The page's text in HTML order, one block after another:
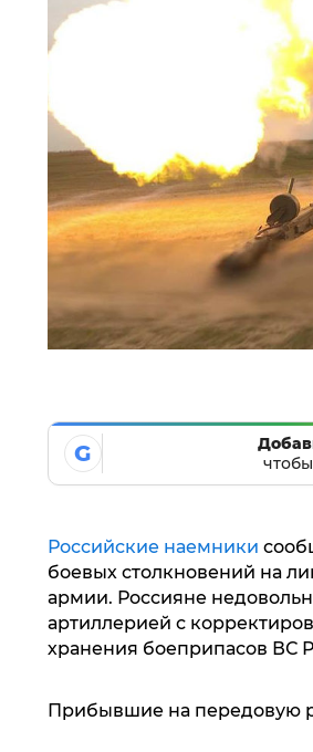
G
Российские наемники
боевых столкновений на
армии. Россияне
артиллерией с
хранения боеприпасов ВС
Прибывшие на передовую